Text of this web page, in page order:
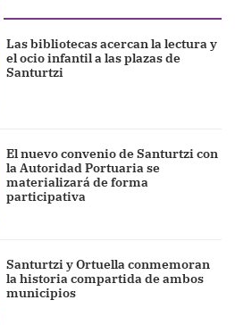
Las bibliotecas acercan la lectura y
el ocio infantil a las plazas de
Santurtzi
El nuevo convenio de Santurtzi con
la Autoridad Portuaria se
materializará de forma
participativa
Santurtzi y Ortuella conmemoran
la historia compartida de ambos
municipios